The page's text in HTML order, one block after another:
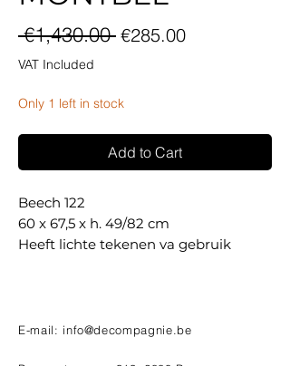
€1,430.00 Regular
€285.00Sale
VAT Included
Only 1 left in stock
Add to Cart
Beech 122
60 x 67,5 x h. 49/82 cm
Heeft lichte tekenen va gebruik
E-mail: info@decompagnie.be